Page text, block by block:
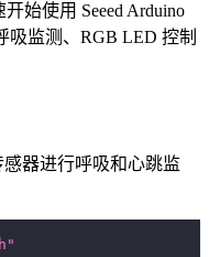
始使用 Seeed Arduino
吸监测、RGB LED 控制
感器进行呼吸和心跳监